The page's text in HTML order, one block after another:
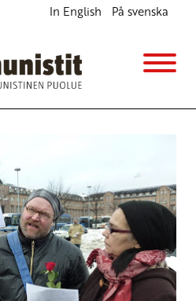
In English På svenska
kunnissa
,pakolaiset